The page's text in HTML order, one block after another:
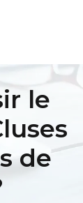
le
de